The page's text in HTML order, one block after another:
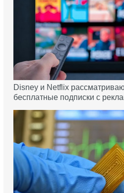
Disney и Netflix
бесплатные подписки с